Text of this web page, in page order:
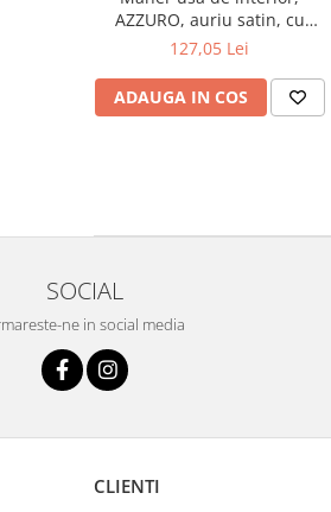
AZZURO, auriu satin, cu
rozeta buton
127,05 Lei
ADAUGA IN COS
SOCIAL
ne in social media
CLIENTI